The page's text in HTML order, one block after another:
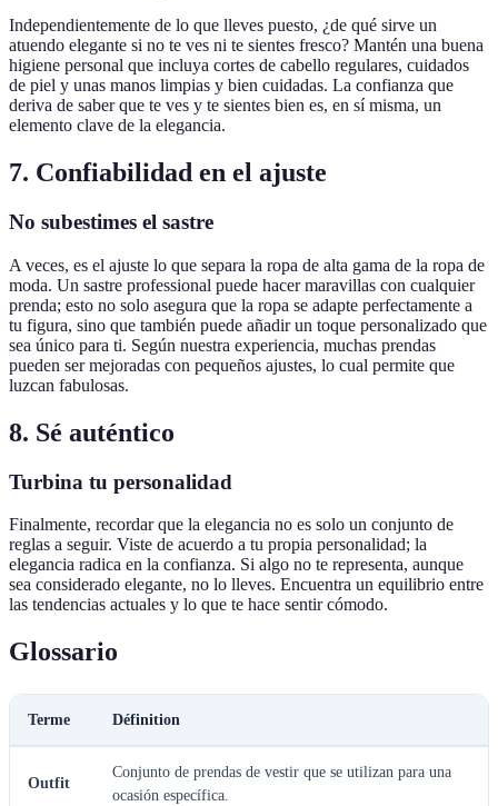
Independientemente de lo que lleves puesto, ¿de qué sirve un
atuendo elegante si no te ves ni te sientes fresco? Mantén una buena
higiene personal que incluya cortes de cabello regulares, cuidados
de piel y unas manos limpias y bien cuidadas. La confianza que
deriva de saber que te ves y te sientes bien es, en sí misma, un
elemento clave de la elegancia.
7. Confiabilidad en el ajuste
No subestimes el sastre
A veces, es el ajuste lo que separa la ropa de alta gama de la ropa de
moda. Un sastre professional puede hacer maravillas con cualquier
prenda; esto no solo asegura que la ropa se adapte perfectamente a
tu figura, sino que también puede añadir un toque personalizado que
sea único para ti. Según nuestra experiencia, muchas prendas
pueden ser mejoradas con pequeños ajustes, lo cual permite que
luzcan fabulosas.
8. Sé auténtico
Turbina tu personalidad
Finalmente, recordar que la elegancia no es solo un conjunto de
reglas a seguir. Viste de acuerdo a tu propia personalidad; la
elegancia radica en la confianza. Si algo no te representa, aunque
sea considerado elegante, no lo lleves. Encuentra un equilibrio entre
las tendencias actuales y lo que te hace sentir cómodo.
Glossario
Terme Définition
Outfit
Conjunto de prendas de vestir que se utilizan para una
ocasión específica.